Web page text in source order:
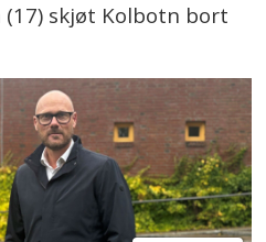
(17) skjøt Kolbotn bort